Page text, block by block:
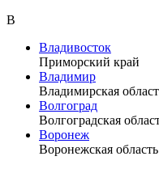
В
Владивосток
Приморский край
Владимир
Владимирская
Волгоград
Волгоградская
Воронеж
Воронежская область